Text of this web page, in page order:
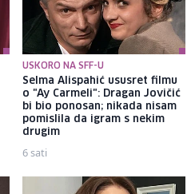
USKORO NA SFF-U
Selma Alispahić ususret filmu
o "Ay Carmeli": Dragan Jovičić
bi bio ponosan; nikada nisam
pomislila da igram s nekim
drugim
6 sati